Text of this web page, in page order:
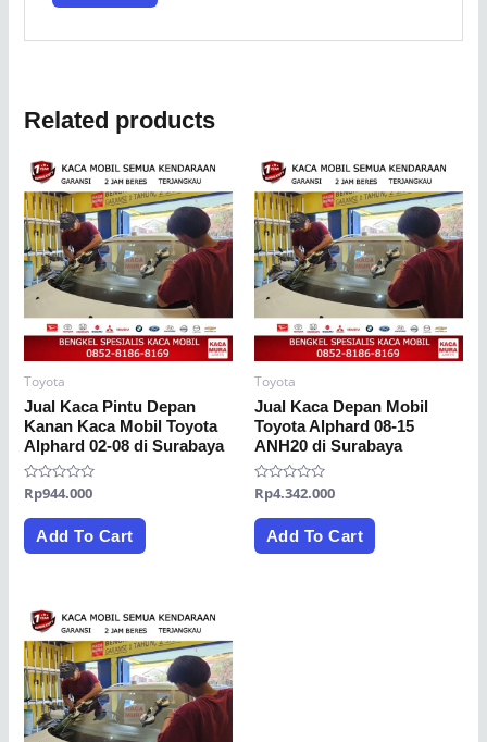
Related products
Toyota
Jual Kaca Pintu Depan
Kanan Kaca Mobil Toyota
Alphard 02-08 di Surabaya
Rated
out
Rp944.000
Add To Cart
Toyota
Jual Kaca Depan Mobil
Toyota Alphard 08-15
ANH20 di Surabaya
Rated
out
Rp4.342.000
Add To Cart